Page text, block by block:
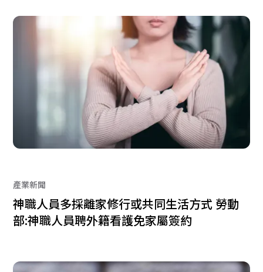
產業新聞
神職人員多採離家修行或共同生活方式 勞動
部:神職人員聘外籍看護免家屬簽約